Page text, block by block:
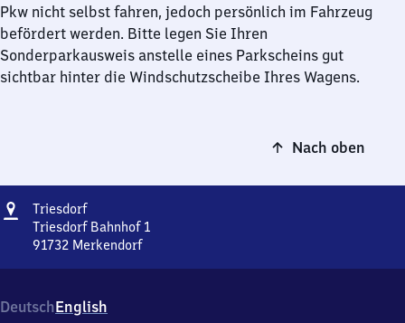
Pkw nicht selbst fahren, jedoch persönlich im Fahrzeug
befördert werden. Bitte legen Sie Ihren
Sonderparkausweis anstelle eines Parkscheins gut
sichtbar hinter die Windschutzscheibe Ihres Wagens.
Nach oben
Adresse
TriesdorfTriesdorf
Triesdorf Bahnhof 1
91732 Merkendorf
Bahnhof
1,
DeutschEnglish